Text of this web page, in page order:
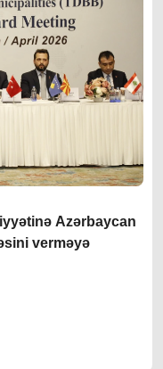
Azərbaycan
verməyə